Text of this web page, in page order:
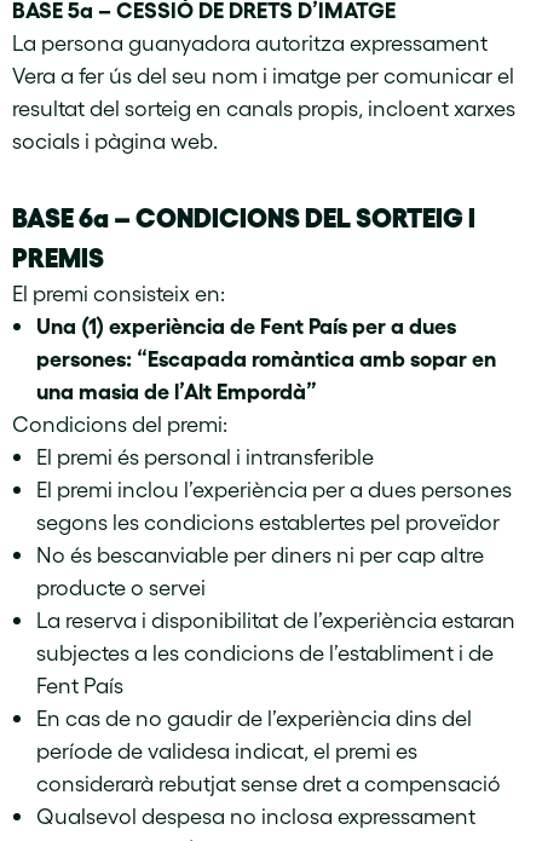
BASE 5a – CESSIÓ DE DRETS D’IMATGE
La persona guanyadora autoritza expressament
Vera a fer ús del seu nom i imatge per comunicar el
resultat del sorteig en canals propis, incloent xarxes
socials i pàgina web.
BASE 6a – CONDICIONS DEL SORTEIG I
PREMIS
El premi consisteix en:
Una (1) experiència de Fent País per a dues
persones: “Escapada romàntica amb sopar en
una masia de l’Alt Empordà”
Condicions del premi:
El premi és personal i intransferible
El premi inclou l’experiència per a dues persones
segons les condicions establertes pel proveïdor
No és bescanviable per diners ni per cap altre
producte o servei
La reserva i disponibilitat de l’experiència estaran
subjectes a les condicions de l’establiment i de
Fent País
En cas de no gaudir de l’experiència dins del
període de validesa indicat, el premi es
considerarà rebutjat sense dret a compensació
Qualsevol despesa no inclosa expressament